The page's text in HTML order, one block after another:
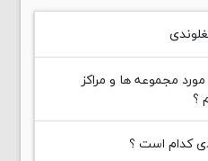
مجموعه ها و مراکز
؟
کدام است ؟